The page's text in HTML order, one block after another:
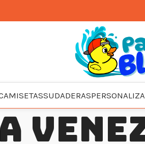
SUDADERASPERSONALIZA